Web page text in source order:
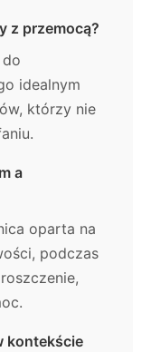
z przemocą?
idealnym
którzy nie
a
oparta na
podczas
kontekście